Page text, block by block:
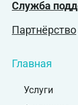
Служба
Партнёрство
Главная
Услуги